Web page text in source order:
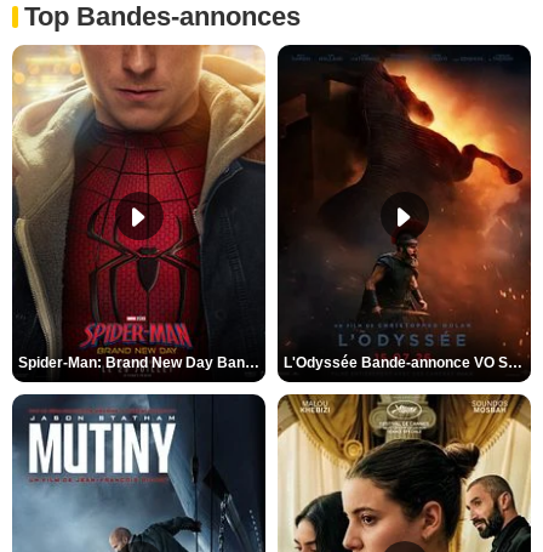
Top Bandes-annonces
Spider-Man: Brand New Day Bande-annonce VO STFR L'Odyssée Bande-annonce VO STFR